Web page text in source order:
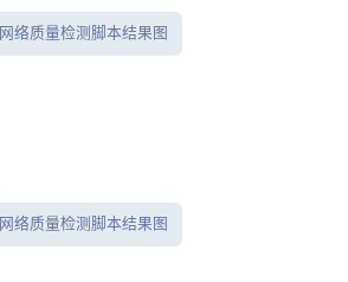
网络质量检测脚本结果图
网络质量检测脚本结果图